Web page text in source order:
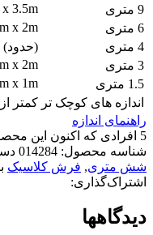
9 متری
x 3.5m
6 متری
x 2m
4 متری
(حدود) 2.4m x1.6 m
3 متری
x 2m
1.5 متری
x 1m
اندازه های کوچک تر کمتر از 1m
راهنمای اندازه
5 افرادی که اکنون این
شناسه محصول: 014284
شش متری, فرش کلاسیک
اشتراک‌گذاری:
دیدگاهها